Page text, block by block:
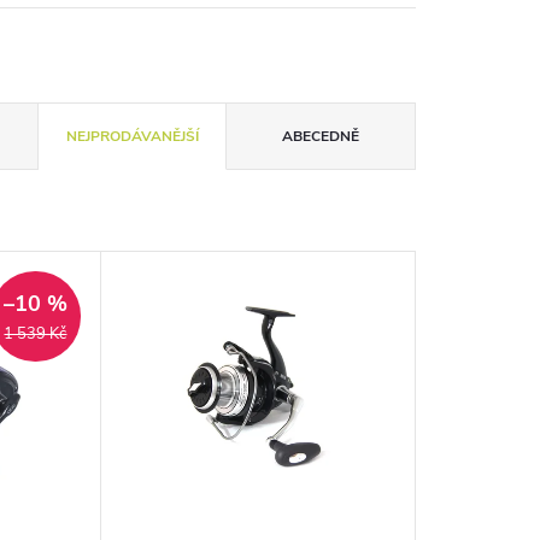
NEJPRODÁVANĚJŠÍ ABECEDNĚ
1 539 Kč
–10 %